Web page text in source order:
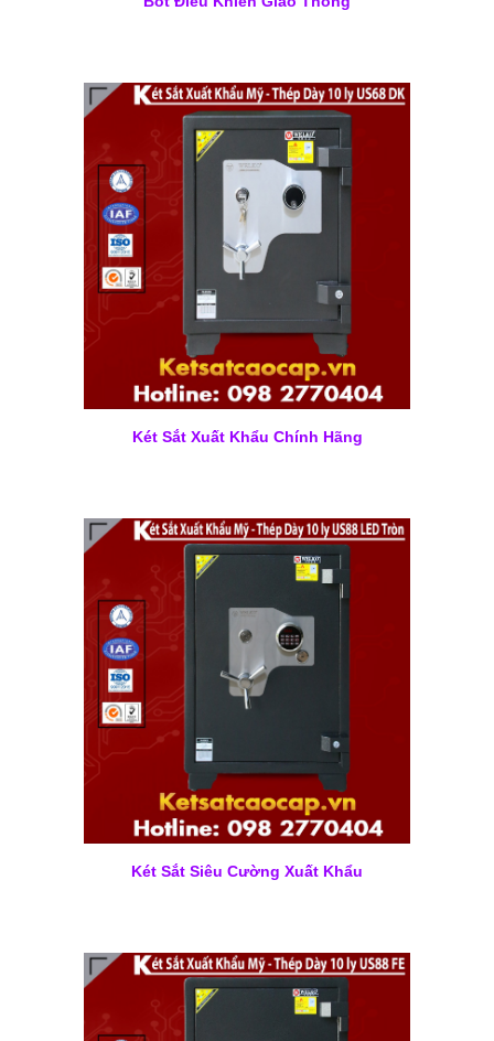
Két Sắt Xuất Khẩu Chính Hãng
Két Sắt Siêu Cường Xuất Khẩu